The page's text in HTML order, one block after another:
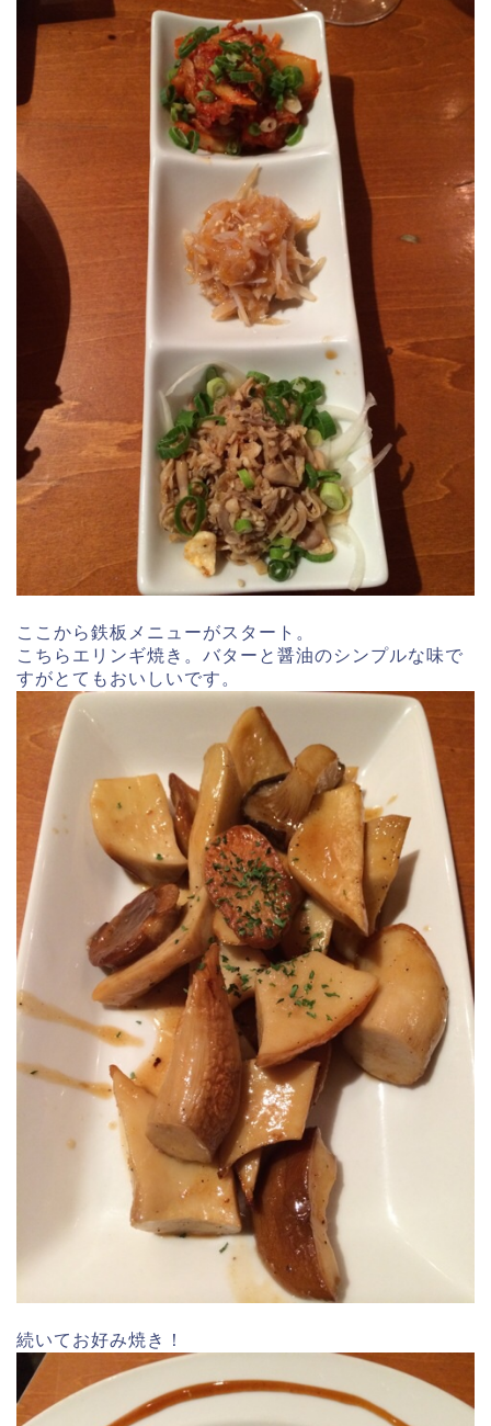
ここから鉄板メニューがスタート。
こちらエリンギ焼き。バターと醤油のシンプルな味で
すがとてもおいしいです。
続いてお好み焼き！